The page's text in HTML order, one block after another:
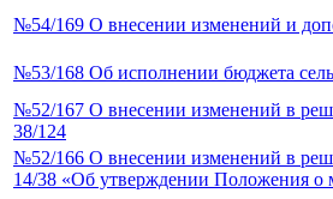
№54/169 О внесении изменений и
№53/168 Об исполнении бюджета
№52/167 О внесении изменений в
38/124
№52/166 О внесении изменений в
14/38 «Об утверждении Положения о